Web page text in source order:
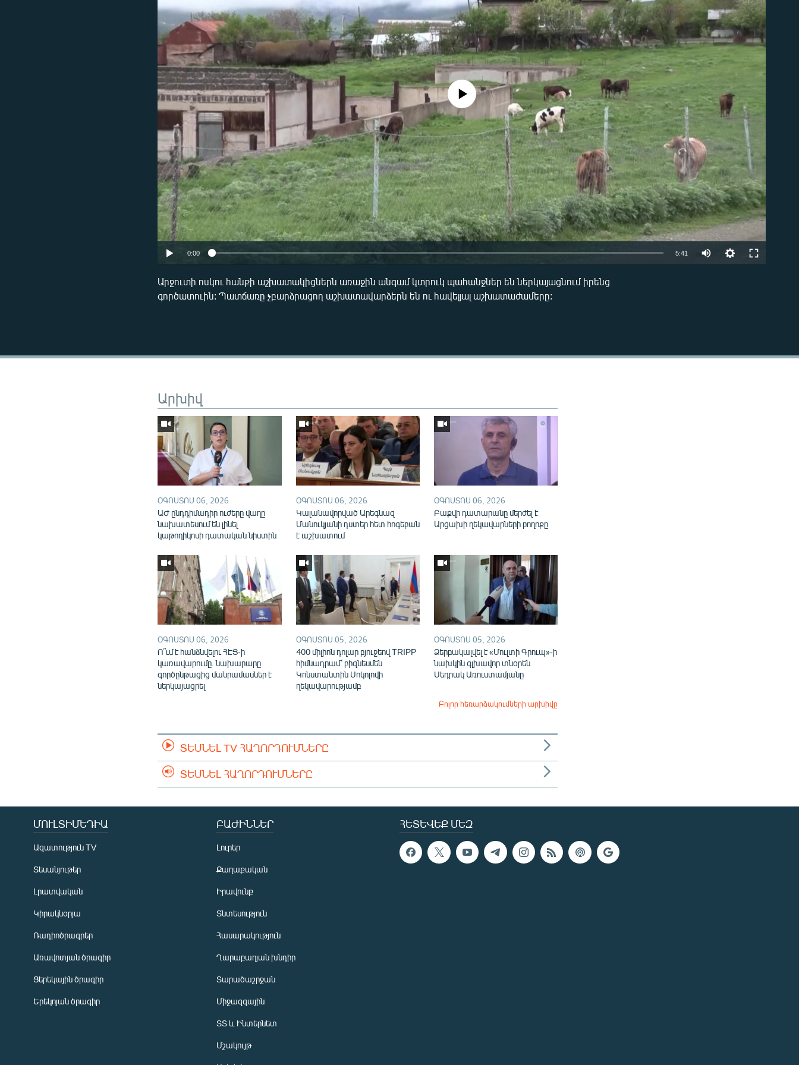
240p 360p
720p 1080p
No media source currently available
0:00 5:41
1080p
Արջուտի ոսկու հանքի աշխատակիցներն առաջին անգամ կտրուկ պահանջներ են ներկայացնում իրենց
գործատուին: Պատճառը չբարձրացող աշխատավարձերն են ու հավելյալ աշխատաժամերը:
Արխիվ
ՕԳՈՍՏՈՍ 06, 2026
ԱԺ ընդդիմադիր ուժերը վաղը
նախատեսում են լինել
կաթողիկոսի դատական նիստին
ՕԳՈՍՏՈՍ 06, 2026
Կալանավորված Արեգնազ
Մանուկյանի դստեր հետ հոգեբան
է աշխատում
ՕԳՈՍՏՈՍ 06, 2026
Բաքվի դատարանը մերժել է
Արցախի ղեկավարների բողոքը
ՕԳՈՍՏՈՍ 06, 2026
Ո՞ւմ է հանձնվելու ՀԷՑ-ի
կառավարումը. նախարարը
գործընթացից մանրամասներ է
ներկայացրել
ՕԳՈՍՏՈՍ 05, 2026
400 միլիոն դոլար բյուջեով TRIPP
հիմնադրամ՝ բիզնեսմեն
Կոնստանտին Սոկոլովի
ղեկավարությամբ
ՕԳՈՍՏՈՍ 05, 2026
Ձերբակալվել է «Մուլտի Գրուպ»-ի
նախկին գլխավոր տնօրեն
Սեդրակ Առուստամյանը
Բոլոր հեռարձակումների արխիվը
ՏԵՍՆԵԼ TV ՀԱՂՈՐԴՈՒՄՆԵՐԸ
ՏԵՍՆԵԼ ՀԱՂՈՐԴՈՒՄՆԵՐԸ
ՀԵՏԵՎԵՔ ՄԵԶ
ՄՈՒԼՏԻՄԵԴԻԱ
Ազատություն TV
Տեսանյութեր
Լրատվական
Կիրակնօրյա
Ռադիոծրագրեր
Առավոտյան ծրագիր
Ցերեկային ծրագիր
Երեկոյան ծրագիր
ԲԱԺԻՆՆԵՐ
Լուրեր
Քաղաքական
Իրավունք
Տնտեսություն
Հասարակություն
Ղարաբաղյան խնդիր
Տարածաշրջան
Միջազգային
ՏՏ և Ինտերնետ
Մշակույթ